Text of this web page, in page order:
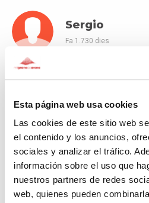
Esta página web usa cookies
Las cookies de este sitio web
el contenido y los anuncios,
sociales y analizar el tráfico.
información sobre el uso que
nuestros partners de redes
web, quienes pueden
Sergio
Fa 1.730 dies
mmoncosi
Gracias por vuestra dedicacion